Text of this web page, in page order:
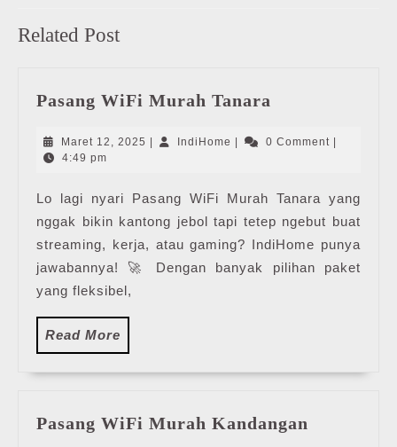
post:
Related Post
Pasang WiFi Murah Tanara
Murah
Maret 12, 2025 Maret
IndiHome IndiHome0 Comment
4:49 pm
Lo lagi nyari Pasang WiFi Murah Tanara yang
nggak bikin kantong jebol tapi tetep ngebut buat
streaming, kerja, atau gaming? IndiHome punya
jawabannya! 🚀 Dengan banyak pilihan paket
yang fleksibel,
Read More
More
Pasang WiFi Murah Kandangan